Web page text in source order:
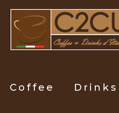
Coffee Drinks